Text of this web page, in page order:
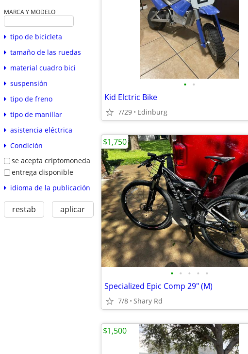
MARCA Y MODELO
tipo de bicicleta
tamaño de las ruedas
material cuadro bici
suspensión
tipo de freno
tipo de manillar
asistencia eléctrica
Condición
se acepta criptomoneda
entrega disponible
idioma de la publicación
restab aplicar
• •
Kid Elctric Bike
7/29 Edinburg
• • • • •
Specialized Epic Comp 29" (M)
7/8 Shary Rd
$1,750
$1,500